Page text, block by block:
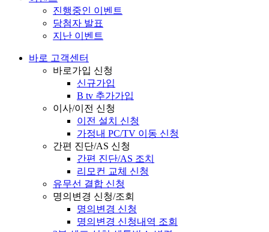
진행중인 이벤트
당첨자 발표
지난 이벤트
바로 고객센터
바로가입 신청
신규가입
B tv 추가가입
이사/이전 신청
이전 설치 신청
가정내 PC/TV 이동 신청
간편 진단/AS 신청
간편 진단/AS 조치
리모컨 교체 신청
유무선 결합 신청
명의변경 신청/조회
명의변경 신청
명의변경 신청내역 조회